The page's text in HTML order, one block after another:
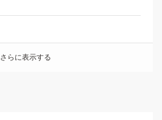
さらに表示する